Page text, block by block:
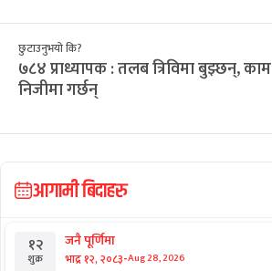
छुटाउनुभयो कि?
७८४ प्राध्यापक : तलब त्रिविमा बुझ्छन्, काम
निजीमा गर्छन्
आगामी बिदाहरु
१२
शुक्र
जनै पूर्णिमा
भाद्र १२, २०८३-Aug 28, 2026